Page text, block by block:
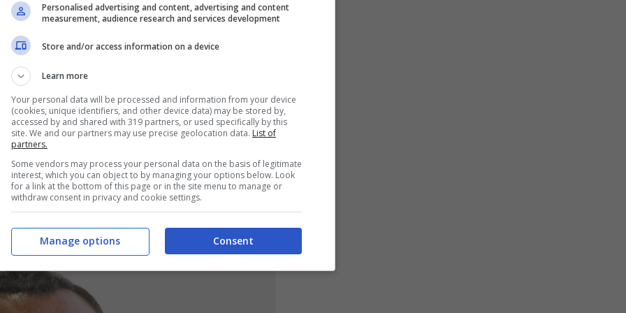
Carlo. Secondo quanto riportato da Il mattino,
più vicino a suo figlio.
Personalised advertising and content, advertising and content
measurement, audience research and services development
Store and/or access information on a device
Learn more
Your personal data will be processed and information from your device
(cookies, unique identifiers, and other device data) may be stored by,
accessed by and shared with 319 partners, or used specifically by this
site. We and our partners may use precise geolocation data. List of
partners.
Some vendors may process your personal data on the basis of legitimate
interest, which you can object to by managing your options below. Look
for a link at the bottom of this page or in the site menu to manage or
withdraw consent in privacy and cookie settings.
Consent
Manage options